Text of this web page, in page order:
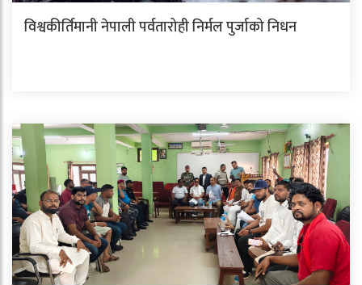
विश्वकीर्तिमानी नेपाली पर्वतारोही निर्मल पुर्जाको निधन